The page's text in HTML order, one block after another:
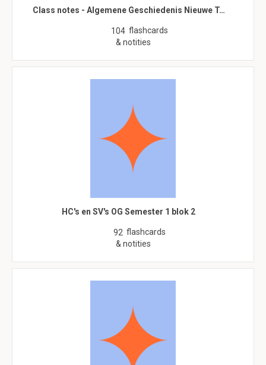
Class notes - Algemene Geschiedenis Nieuwe T…
104 flashcards
& notities
HC's en SV's OG Semester 1 blok 2
92 flashcards
& notities